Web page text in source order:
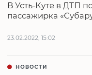
В Усть-Куте в ДТП
пассажирка
23.02.2022, 15:02
НОВОСТИ